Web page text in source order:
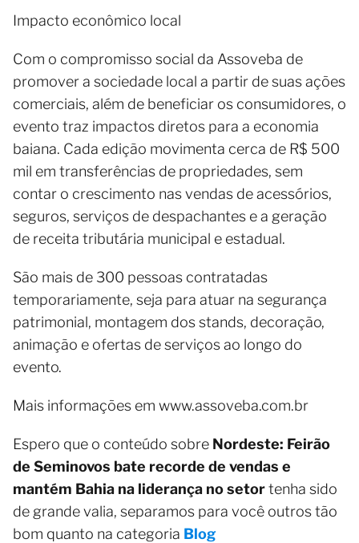
Impacto econômico local
Com o compromisso social da Assoveba de
promover a sociedade local a partir de suas ações
comerciais, além de beneficiar os consumidores, o
evento traz impactos diretos para a economia
baiana. Cada edição movimenta cerca de R$ 500
mil em transferências de propriedades, sem
contar o crescimento nas vendas de acessórios,
seguros, serviços de despachantes e a geração
de receita tributária municipal e estadual.
São mais de 300 pessoas contratadas
temporariamente, seja para atuar na segurança
patrimonial, montagem dos stands, decoração,
animação e ofertas de serviços ao longo do
evento.
Mais informações em www.assoveba.com.br
Espero que o conteúdo sobre Nordeste: Feirão
de Seminovos bate recorde de vendas e
mantém Bahia na liderança no setortenha sido
de grande valia, separamos para você outros tão
bom quanto na categoria Blog